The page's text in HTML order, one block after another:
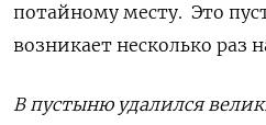
потайному месту. Это
возникает несколько раз
В пустыню удалился